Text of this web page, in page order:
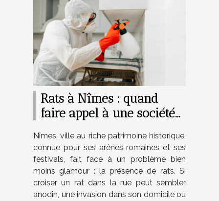
Rats à Nîmes : quand
faire appel à une société
Nîmes, ville au riche patrimoine historique,
connue pour ses arènes romaines et ses
festivals, fait face à un problème bien
moins glamour : la présence de rats. Si
croiser un rat dans la rue peut sembler
anodin, une invasion dans son domicile ou